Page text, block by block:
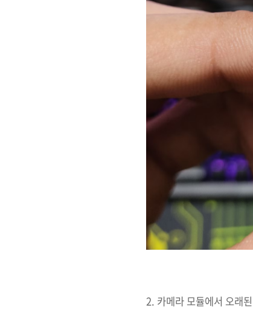
2. 카메라 모듈에서 오래